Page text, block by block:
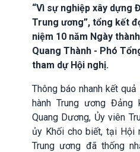
“Vì sự nghiệp xây dựng
Trung ương”, tổng kết
niệm 10 năm Ngày
Quang Thành - Phó
tham dự Hội nghị.
Thông báo nhanh kết
hành Trung ương Đảng
Quang Dương, Ủy viên
ủy Khối cho biết, tại Hội
Trung ương đã thống